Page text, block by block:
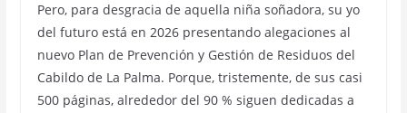
Pero, para desgracia de aquella niña soñadora, su yo
del futuro está en 2026 presentando alegaciones al
nuevo Plan de Prevención y Gestión de Residuos del
Cabildo de La Palma. Porque, tristemente, de sus casi
500 páginas, alrededor del 90 % siguen dedicadas a